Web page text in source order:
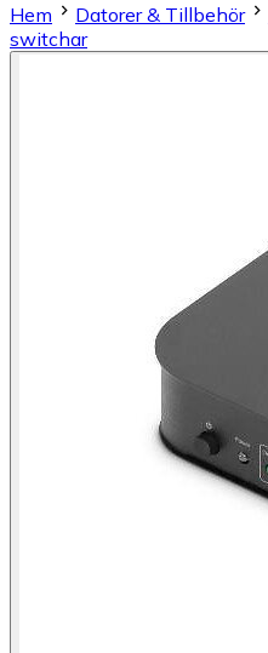
Hem
Datorer & Tillbehör
switchar